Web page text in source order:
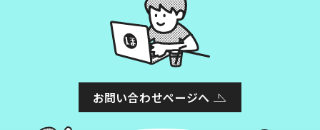
お問い合わせページへ